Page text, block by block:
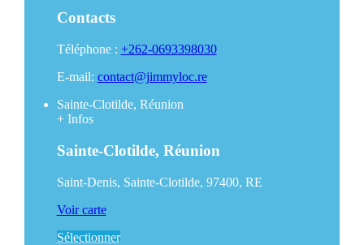
Contacts
Téléphone : +262-0693398030
E-mail: contact@jimmyloc.re
Sainte-Clotilde, Réunion
+Infos
Sainte-Clotilde, Réunion
Saint-Denis, Sainte-Clotilde, 97400, RE
Voir carte
Sélectionner